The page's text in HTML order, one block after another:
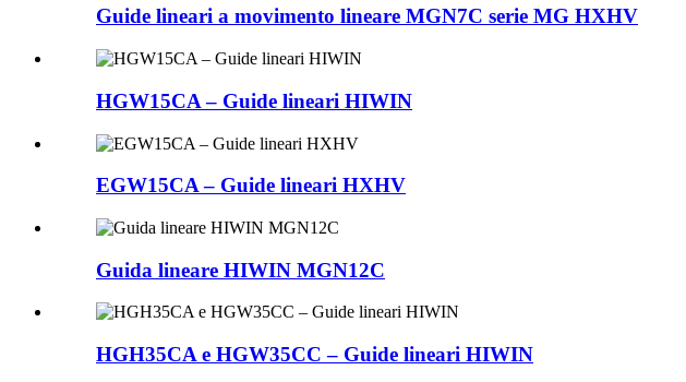
Guide lineari a movimento lineare MGN7C serie MG HXHV
HGW15CA – Guide lineari HIWIN
EGW15CA – Guide lineari HXHV
Guida lineare HIWIN MGN12C
HGH35CA e HGW35CC – Guide lineari HIWIN